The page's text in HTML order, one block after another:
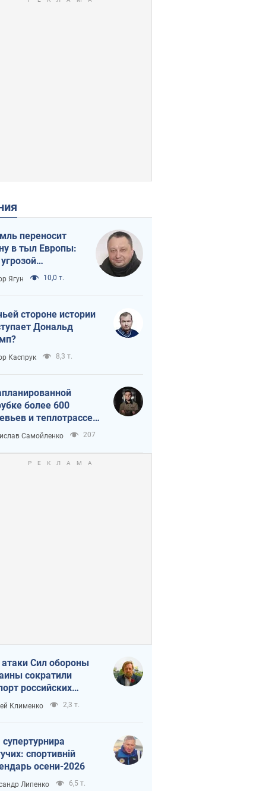
переносит
в тыл Европы:
Ягун 10,0 т.
стороне истории
Дональд
Каспрук 8,3 т.
более 600
и теплотрассе:
на
Самойленко 207
Сил обороны
сократили
российских
Клименко 2,3 т.
спортивній
осени-2026
Липенко 6,5 т.